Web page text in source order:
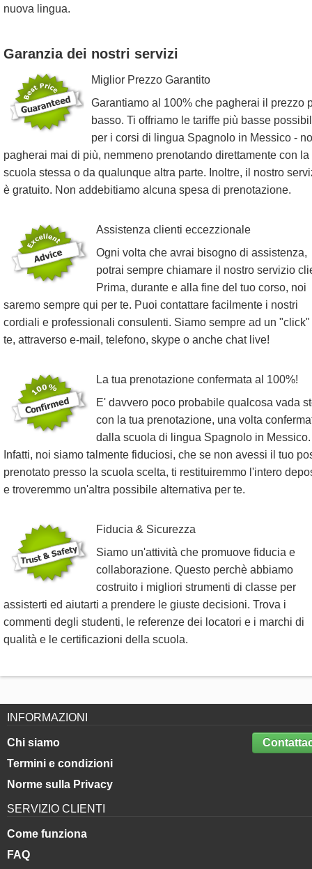
nuova lingua.
Garanzia dei nostri servizi
Miglior Prezzo Garantito
Garantiamo al 100% che pagherai il prezzo
basso. Ti offriamo le tariffe più basse
per i corsi di lingua Spagnolo in Messico -
pagherai mai di più, nemmeno prenotando direttamente con la
scuola stessa o da qualunque altra parte. Inoltre, il nostro
è gratuito. Non addebitiamo alcuna spesa di prenotazione.
Assistenza clienti eccezzionale
Ogni volta che avrai bisogno di assistenza,
potrai sempre chiamare il nostro servizio
Prima, durante e alla fine del tuo corso, noi
saremo sempre qui per te. Puoi contattare facilmente i nostri
cordiali e professionali consulenti. Siamo sempre ad un "click"
te, attraverso e-mail, telefono, skype o anche chat live!
La tua prenotazione confermata al 100%!
E' davvero poco probabile qualcosa vada
con la tua prenotazione, una volta
dalla scuola di lingua Spagnolo in Messico.
Infatti, noi siamo talmente fiduciosi, che se non avessi il tuo
prenotato presso la scuola scelta, ti restituiremmo l'intero
e troveremmo un'altra possibile alternativa per te.
Fiducia & Sicurezza
Siamo un'attività che promuove fiducia e
collaborazione. Questo perchè abbiamo
costruito i migliori strumenti di classe per
assisterti ed aiutarti a prendere le giuste decisioni. Trova i
commenti degli studenti, le referenze dei locatori e i marchi di
qualità e le certificazioni della scuola.
INFORMAZIONI
Chi siamo
Termini e condizioni
Norme sulla Privacy
SERVIZIO CLIENTI
Come funziona
FAQ